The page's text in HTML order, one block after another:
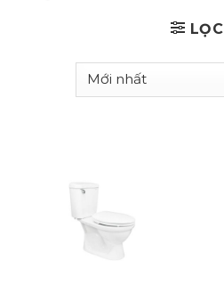
LỌC